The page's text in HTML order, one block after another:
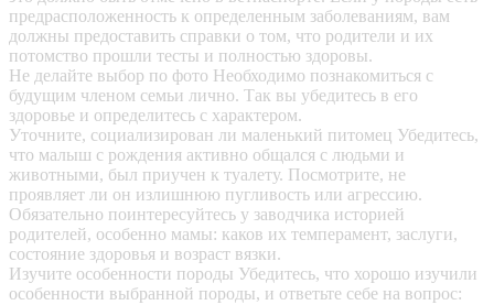
предрасположенность к определенным заболеваниям, вам
должны предоставить справки о том, что родители и их
потомство прошли тесты и полностью здоровы.
Не делайте выбор по фото Необходимо познакомиться с
будущим членом семьи лично. Так вы убедитесь в его
здоровье и определитесь с характером.
Уточните, социализирован ли маленький питомец Убедитесь,
что малыш с рождения активно общался с людьми и
животными, был приучен к туалету. Посмотрите, не
проявляет ли он излишнюю пугливость или агрессию.
Обязательно поинтересуйтесь у заводчика историей
родителей, особенно мамы: каков их темперамент, заслуги,
состояние здоровья и возраст вязки.
Изучите особенности породы Убедитесь, что хорошо изучили
особенности выбранной породы, и ответьте себе на вопрос: